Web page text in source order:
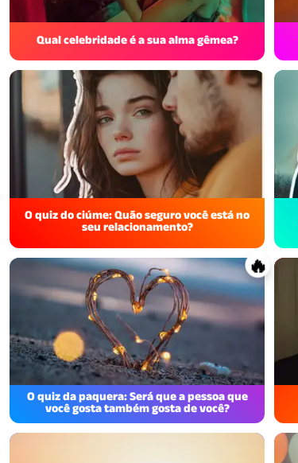
Qual celebridade é a sua alma gêmea?
O quiz do ciúme: Quão seguro você está no
seu relacionamento?
O quiz da paquera: Será que a pessoa que
você gosta também gosta de você?
🔥